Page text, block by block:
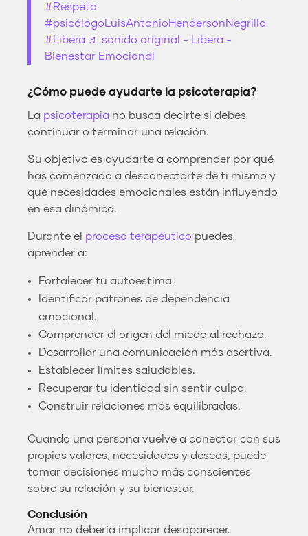
#Respeto
#psicólogoLuisAntonioHendersonNegrillo
#Libera ♬ sonido original - Libera -
Bienestar Emocional
¿Cómo puede ayudarte la psicoterapia?
La psicoterapia no busca decirte si debes
continuar o terminar una relación.
Su objetivo es ayudarte a comprender por qué
has comenzado a desconectarte de ti mismo y
qué necesidades emocionales están influyendo
en esa dinámica.
Durante el proceso terapéutico puedes
aprender a:
Fortalecer tu autoestima.
Identificar patrones de dependencia
emocional.
Comprender el origen del miedo al rechazo.
Desarrollar una comunicación más asertiva.
Establecer límites saludables.
Recuperar tu identidad sin sentir culpa.
Construir relaciones más equilibradas.
Cuando una persona vuelve a conectar con sus
propios valores, necesidades y deseos, puede
tomar decisiones mucho más conscientes
sobre su relación y su bienestar.
Conclusión
Amar no debería implicar desaparecer.